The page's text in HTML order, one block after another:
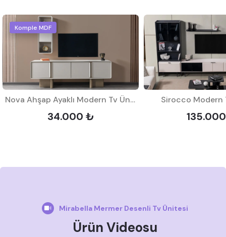
Komple MDF
Nova Ahşap Ayaklı Modern Tv Ünitesi
34.000 ₺
Sirocco Modern
Mirabella Mermer Desenli Tv Ünitesi
Ürün Videosu